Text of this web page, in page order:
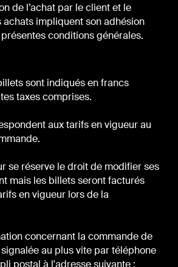
de l’achat par le client et le
achats impliquent son adhésion
conditions générales.
sont indiqués en francs
taxes comprises.
aux tarifs en vigueur au
se réserve le droit de modifier ses
mais les billets seront facturés
en vigueur lors de la
concernant la commande de
au plus vite par téléphone
postal à l'adresse suivante :